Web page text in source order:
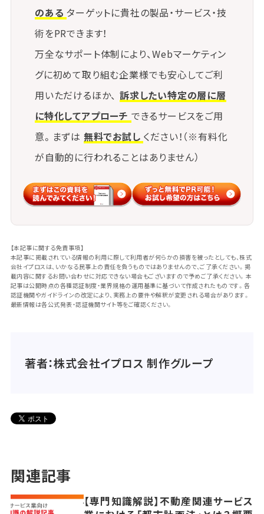
⑤ 需要予測と在庫量のバランス見直
を適正に調整し、
在庫回転率と欠品率のバランスを最適化します。
のあるターゲットに貴社の製品・サービス・技
術をPRできます！
万全なサポート体制により、Webマーケティン
グに初めて取り組む企業様でも安心してご利
用いただけるほか、 訴求したい特定の層に層
に特化してアプローチ できるサービスをご用
意。まずは 無料でお試し ください！（※有料化
が自動的に行われることはありません）
【本記事に関する免責事項】
本記事に掲載されている情報の利用に際して利用者が何らかの損害を被ったとしても、株式
会社イプロスは、いかなる民事上の責任を負うものではありませんので、ご了承ください。掲
載内容に関するお問い合わせに対応できない場合もございますので予めご了承ください。本
記事は公開時点の各種認証制度・業界規格の運用基準に基づいて作成されたものです。各
認証機関やガイドラインの改定により、実務上の要件や解釈が変更される場合があります。
最新情報は各公式発表・認証機関サイト等をご確認ください。
著者：株式会社イプロス 制作グループ
関連記事
【専門知識解説】不動産関連サービス